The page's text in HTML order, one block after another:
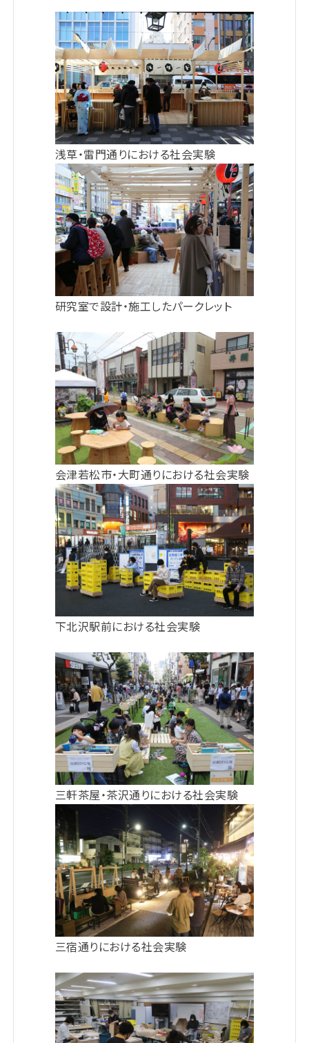
浅草・雷⾨通りにおける社会実験
研究室で設計・施⼯したパークレット
会津若松市・大町通りにおける社会実験
下北沢駅前における社会実験
三軒茶屋・茶沢通りにおける社会実験
三宿通りにおける社会実験